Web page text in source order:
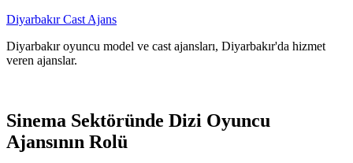
İçeriğe
Diyarbakır Cast Ajans
Diyarbakır oyuncu model ve cast ajansları, Diyarbakır'da hizmet
veren ajanslar.
Sinema Sektöründe Dizi Oyuncu
Ajansının Rolü